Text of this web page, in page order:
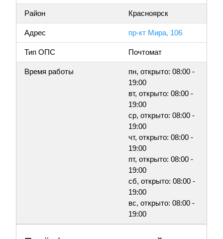
Район Красноярск
Адрес пр-кт Мира, 106
Тип ОПС Почтомат
Время работы
пн, открыто: 08:00 -
19:00
вт, открыто: 08:00 -
19:00
ср, открыто: 08:00 -
19:00
чт, открыто: 08:00 -
19:00
пт, открыто: 08:00 -
19:00
сб, открыто: 08:00 -
19:00
вс, открыто: 08:00 -
19:00